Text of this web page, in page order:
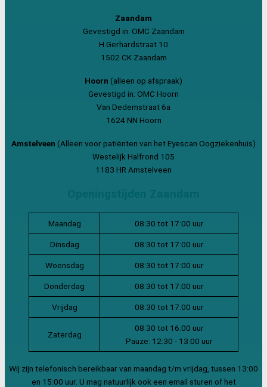
Zaandam
Gevestigd in: OMC Zaandam
H.Gerhardstraat 10
1502 CK Zaandam
Hoorn (alleen op afspraak)
Gevestigd in: OMC Hoorn
Van Dedemstraat 6a
1624 NN Hoorn
Amstelveen (Alleen voor patiënten van het Eyescan Oogziekenhuis)
Westelijk Halfrond 105
1183 HR Amstelveen
Maandag 08:30 tot 17:00 uur
Dinsdag 08:30 tot 17:00 uur
Woensdag 08:30 tot 17:00 uur
Donderdag 08:30 tot 17:00 uur
Vrijdag 08:30 tot 17:00 uur
Zaterdag
08:30 tot 16:00 uur
Pauze: 12:30 - 13:00 uur
Wij zijn telefonisch bereikbaar van maandag t/m vrijdag, tussen 13:00
en 15:00 uur. U mag natuurlijk ook een email sturen of het